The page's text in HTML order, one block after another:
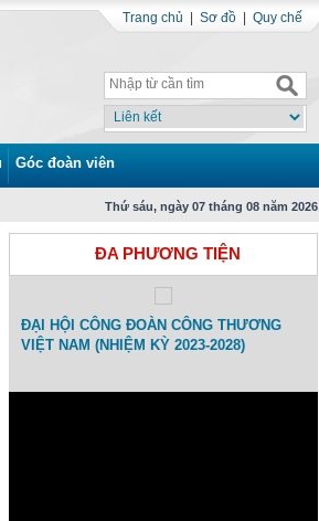
Trang chủ Sơ đồ Quy chế
Góc đoàn viên
Thứ sáu, ngày 07 tháng 08 năm 2026
ĐA PHƯƠNG TIỆN
ĐẠI HỘI CÔNG ĐOÀN CÔNG THƯƠNG
VIỆT NAM (NHIỆM KỲ 2023-2028)